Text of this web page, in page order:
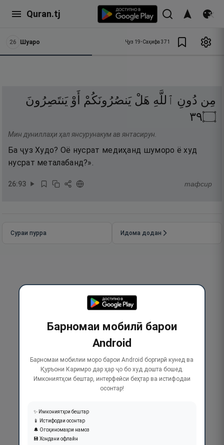
Quran.tj
26 Шуаро Ҷуз 19•Саҳифа 371
مِن دُونِ ٱللَّهِ هَلْ يَنصُرُونَكُمْ أَوْ يَنتَصِرُونَ
۝٩٣
Мин дуниллаҳи ҳал янсурунакум ав янтасирун.
Ба ҷуз Худо? Оё нусрат медиҳанд шуморо ё худ
нусрат металабанд?».
26:93 тафсир
Сураи пурра Идома додан
Барномаи мобилӣ барои
Android
Барномаи мобилии моро барои Android боргирӣ кунед ва
Қуръони Каримро дар ҳар ҷо бо худ дошта бошед.
Имкониятҳои бештар, интерфейси беҳтар ва истифодаи
осонтар!
✨ Имкониятҳои бештар
📱 Истифодаи осонтар
🔔 Огоҳиномаҳои намоз
💾 Хондани офлайн